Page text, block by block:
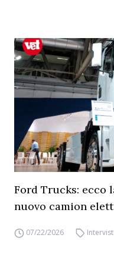
Ford Trucks: ecco
nuovo camion
07/22/2026